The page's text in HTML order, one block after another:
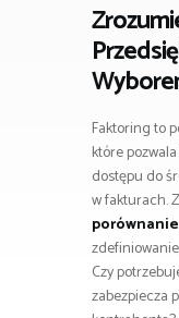
Faktoring to
które
dostępu do
w fakturach.
Czy
zabezpiecza